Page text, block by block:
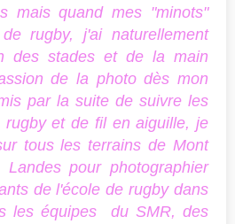
mais quand mes "minots"
rugby, j'ai naturellement
des stades et de la main
de la photo dès mon
par la suite de suivre les
rugby et de fil en aiguille, je
tous les terrains de Mont
pour photographier
de l'école de rugby dans
les équipes du SMR, des